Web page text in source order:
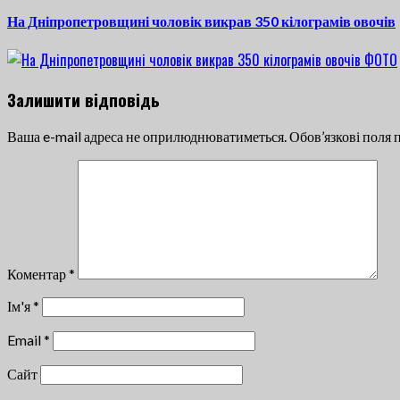
На Дніпропетровщині чоловік викрав 350 кілограмів овочів
Залишити відповідь
Ваша e-mail адреса не оприлюднюватиметься.Обов’язкові поля
Коментар*
Ім'я*
Email*
Сайт